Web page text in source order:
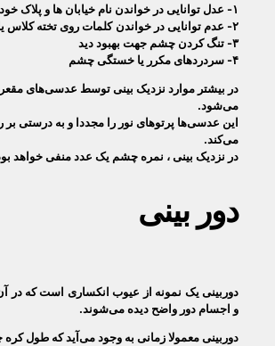
۱- عدل توانایی در خواندن نام خیابان ها و پلاک خودروها
۲- عدم توانایی در خواندن
کلمات روی تخته کلاس
۳- تنگ کردن چشم جهت بهبود دید
۴- سردردهای مکرر یا خستگی چشم
در بیشتر موارد نزدیک بینی توسط عدسی‌های
می‌شود.
این عدسی‌ها پرتوهای نور را مجددا و به درستی بر
می‌کند.
در نزدیک بینی ، نمره چشم یک عدد منفی خواهد
دور بینی
دوربینی یک نمونه از عیوب انکساری است که در
و اجسام دور واضح دیده می‌شوند.
دوربینی معمولا زمانی به وجود می‌آید که طول